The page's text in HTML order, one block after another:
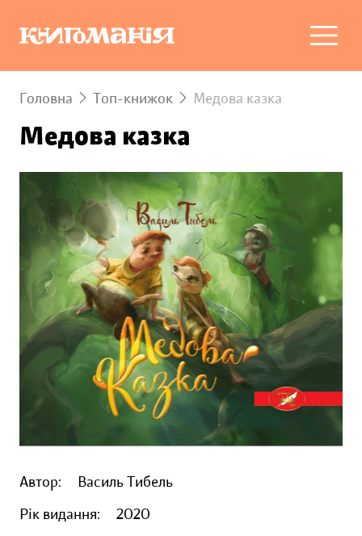
Головна Топ-книжок Медова казка
Медова казка
Автор:
Василь Тибель
Рік видання:
2020